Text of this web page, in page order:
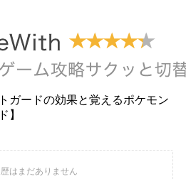
ガードの効果と覚えるポケモン
】